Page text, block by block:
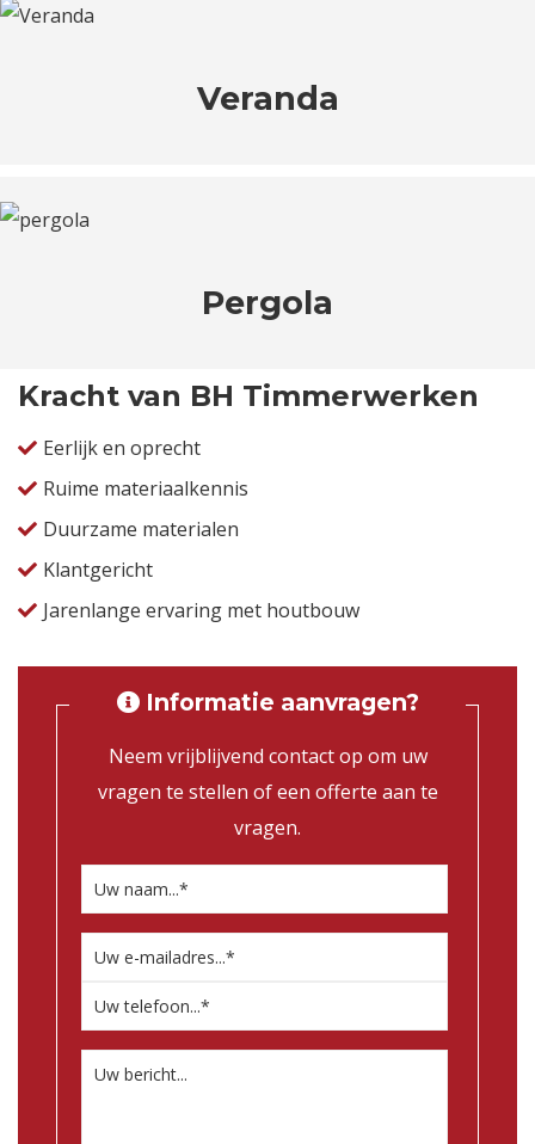
Veranda
Pergola
Kracht van BH Timmerwerken
Eerlijk en oprecht
Ruime materiaalkennis
Duurzame materialen
Klantgericht
Jarenlange ervaring met houtbouw
Informatie aanvragen?
Neem vrijblijvend contact op om uw
vragen te stellen of een offerte aan te
vragen.